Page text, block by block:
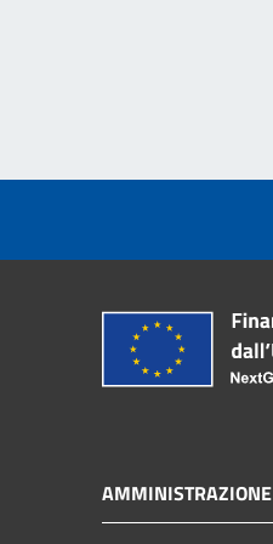
AMMINISTRAZIONE